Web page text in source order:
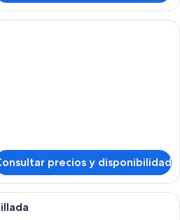
Un dormitorio con techo de madera,
precios y disponibilidad
Minibar, caja fuerte, escritorio y